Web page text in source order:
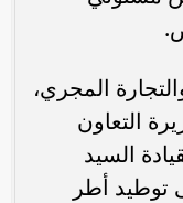
المجري،
التعاون
السيد
توطيد أطر